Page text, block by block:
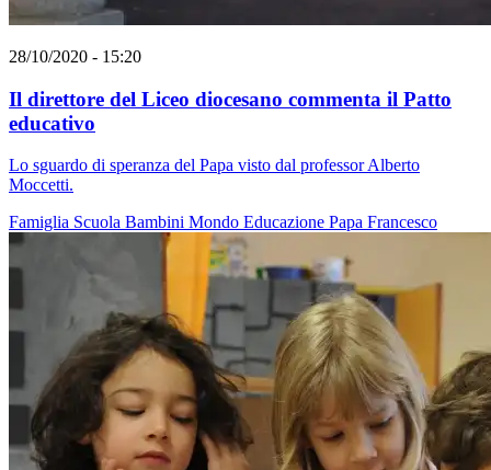
28/10/2020 - 15:20
Il direttore del Liceo diocesano commenta il Patto
educativo
Lo sguardo di speranza del Papa visto dal professor Alberto
Moccetti.
Famiglia Scuola Bambini Mondo Educazione Papa Francesco